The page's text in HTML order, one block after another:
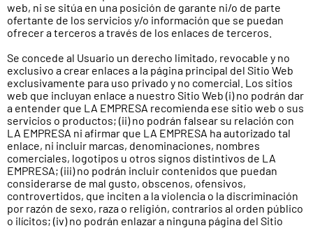
web, ni se sitúa en una posición de garante ni/o de parte
ofertante de los servicios y/o información que se puedan
ofrecer a terceros a través de los enlaces de terceros.
Se concede al Usuario un derecho limitado, revocable y no
exclusivo a crear enlaces a la página principal del Sitio Web
exclusivamente para uso privado y no comercial. Los sitios
web que incluyan enlace a nuestro Sitio Web (i) no podrán dar
a entender que LA EMPRESA recomienda ese sitio web o sus
servicios o productos; (ii) no podrán falsear su relación con
LA EMPRESA ni afirmar que LA EMPRESA ha autorizado tal
enlace, ni incluir marcas, denominaciones, nombres
comerciales, logotipos u otros signos distintivos de LA
EMPRESA; (iii) no podrán incluir contenidos que puedan
considerarse de mal gusto, obscenos, ofensivos,
controvertidos, que inciten a la violencia o la discriminación
por razón de sexo, raza o religión, contrarios al orden público
o ilícitos; (iv) no podrán enlazar a ninguna página del Sitio